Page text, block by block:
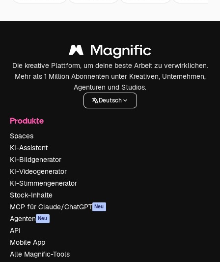
Die kreative Plattform, um deine beste Arbeit zu verwirklichen.
Mehr als 1 Million Abonnenten unter Kreativen, Unternehmen,
Agenturen und Studios.
Deutsch
Produkte
Spaces
KI-Assistent
KI-Bildgenerator
KI-Videogenerator
KI-Stimmengenerator
Stock-Inhalte
MCP für Claude/ChatGPT Neu
Agenten Neu
API
Mobile App
Alle Magnific-Tools